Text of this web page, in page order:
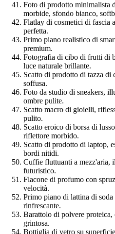
Foto di prodotto minimalista
morbide, sfondo bianco,
Flatlay di cosmetici di fascia
perfetta.
Primo piano realistico di
premium.
Fotografia di cibo di frutti di
luce naturale brillante.
Scatto di prodotto di tazza di
soffusa.
Foto da studio di sneakers,
ombre pulite.
Scatto macro di gioielli,
pulito.
Scatto eroico di borsa di
riflettore morbido.
Scatto di prodotto di laptop,
bordi nitidi.
Cuffie fluttuanti a mezz'aria,
futuristico.
Flacone di profumo con
velocità.
Primo piano di lattina di soda
rinfrescante.
Barattolo di polvere
grintosa.
Bottiglia di vetro su